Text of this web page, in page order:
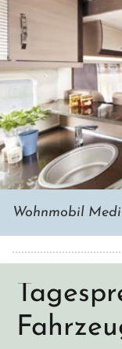
Wohnmobil